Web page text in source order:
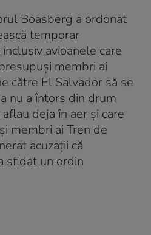
Boasberg a ordonat
temporar
avioanele care
membri ai
către El Salvador să se
nu a întors din drum
deja în aer şi care
membri ai Tren de
acuzaţii că
sfidat un ordin